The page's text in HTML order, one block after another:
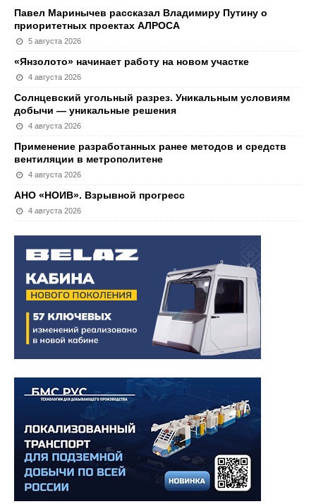
Павел Маринычев рассказал Владимиру Путину о
приоритетных проектах АЛРОСА
5 августа 2026
«Янзолото» начинает работу на новом участке
4 августа 2026
Солнцевский угольный разрез. Уникальным условиям
добычи — уникальные решения
4 августа 2026
Применение разработанных ранее методов и средств
вентиляции в метрополитене
4 августа 2026
АНО «НОИВ». Взрывной прогресс
4 августа 2026